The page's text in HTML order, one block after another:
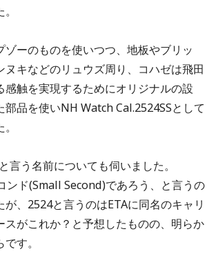
ゾーのものを使いつつ、地板やブリッ
ヌキなどのリュウズ周り、コハゼは飛田
感触を実現するためにオリジナルの設
部品を使いNH Watch Cal.2524SSとして
言う名前についても伺いました。
ンド(Small Second)であろう、と言うの
が、2524と言うのはETAに同名のキャリ
スがこれか？と予想したものの、明らか
す。